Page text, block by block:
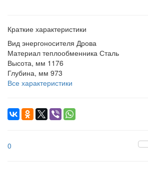
Краткие характеристики
Вид энергоносителя Дрова
Материал теплообменника Сталь
Высота, мм 1176
Глубина, мм 973
Все характеристики
0